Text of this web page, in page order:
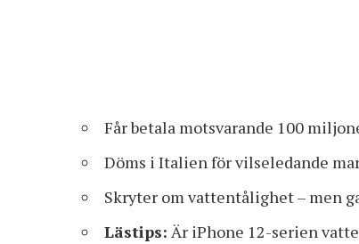
Får betala motsvarande 100
Döms i Italien för vilseledande
Skryter om vattentålighet – men
Lästips: Är iPhone 12-serien